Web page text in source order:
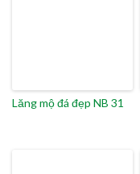
Lăng mộ đá đẹp NB 31